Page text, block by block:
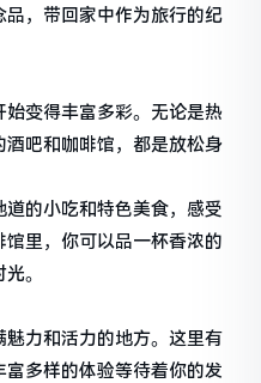
，带回家中作为旅行的纪
变得丰富多彩。无论是热
吧和咖啡馆，都是放松身
的小吃和特色美食，感受
里，你可以品一杯香浓的
。
力和活力的地方。这里有
多样的体验等待着你的发